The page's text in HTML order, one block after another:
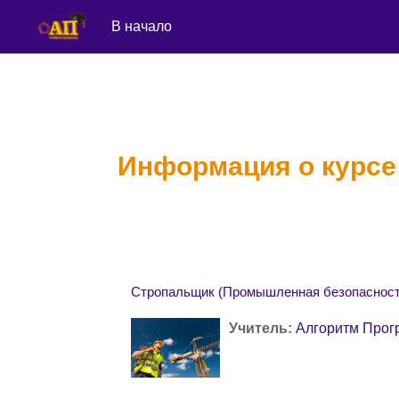
В начало
Информация о курсе
Стропальщик (Промышленная
Учитель: Алгоритм